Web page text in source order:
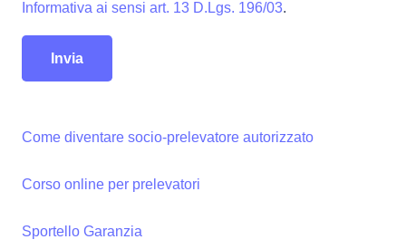
Informativa ai sensi art. 13 D.Lgs. 196/03.
Come diventare socio-prelevatore autorizzato
Corso online per prelevatori
Sportello Garanzia